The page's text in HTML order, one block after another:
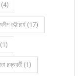
(4)
ভট্টাচার্য (17)
(1)
চক্রবর্তী (1)